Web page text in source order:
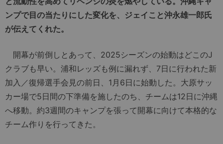
ンプで目の当たりにした変化を、ジェイこと沖永雄一郎氏
が伝えてくれた。
開幕が前倒しとあって、2025シーズンの始動はどこのJ
クラブも早い。浦和レッズも例に漏れず、7日に行われた新
加入／復帰選手会見の前日、1月6日に始動した。大原サッ
カー場で5日間の下準備を施したのち、チームは12日に沖縄
へ移動。約3週間のキャンプを張って開幕に向けて本格的な
チーム作りを行ってきた。